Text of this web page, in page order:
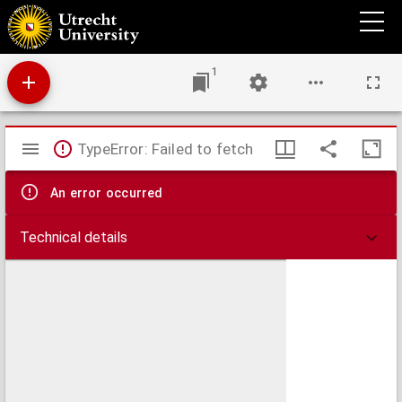
Over een oxydatieprodukt van allantoïne
1
Mirador
viewer
TypeError: Failed to fetch
An error occurred
Technical details